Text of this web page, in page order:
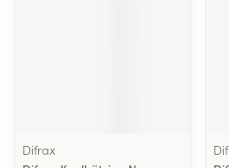
Difrax